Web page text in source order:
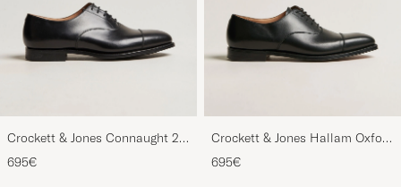
Crockett & Jones Connaught 2
City Sole Black Calf
695€
Crockett & Jones Hallam Oxford
Black Calf
695€